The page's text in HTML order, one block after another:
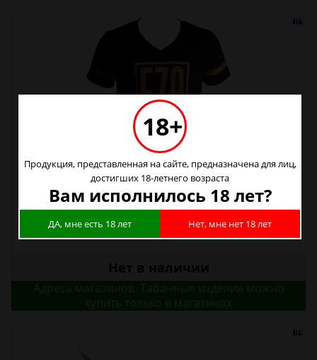
Футболка EZO Черная S
900р.
Адреса магазинов. Табачные изделия можно
купить только в магазинах
18+
Продукция, представленная на сайте, предназначена для лиц,
достигших 18-летнего возраста
Вам исполнилось 18 лет?
ДА, мне есть 18 лет Нет, мне нет 18 лет